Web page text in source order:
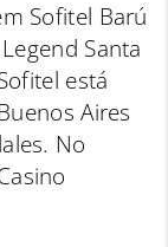
Sofitel Barú
Santa
está
Aires
No